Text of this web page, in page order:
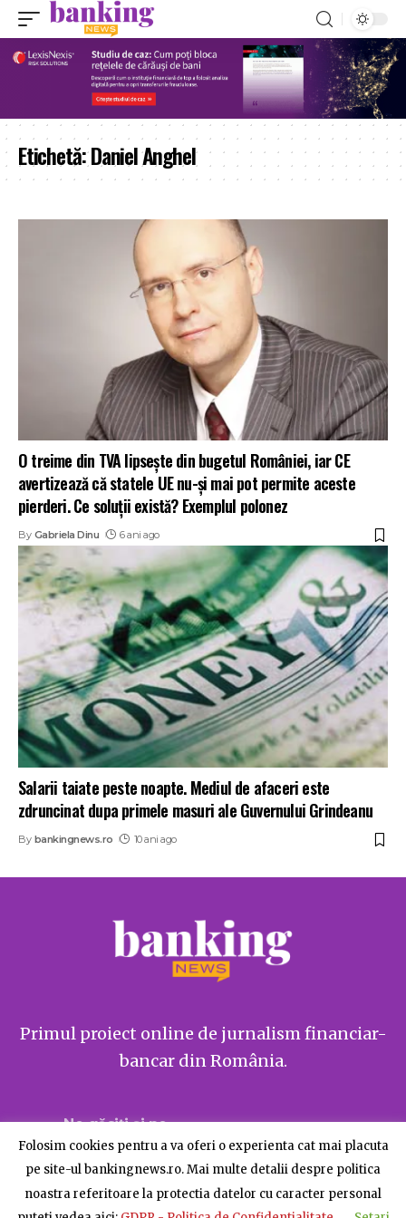
Etichetă:Daniel Anghel
O treime din TVA lipsește din bugetul României, iar CE
avertizează că statele UE nu-și mai pot permite aceste
pierderi. Ce soluții există? Exemplul polonez
By Gabriela Dinu 6 ani ago
Salarii taiate peste noapte. Mediul de afaceri este
zdruncinat dupa primele masuri ale Guvernului Grindeanu
By bankingnews.ro 10 ani ago
Primul proiect online de jurnalism financiar-
bancar din România.
Ne găsiți și pe
Folosim cookies pentru a va oferi o experienta cat mai placuta
pe site-ul bankingnews.ro. Mai multe detalii despre politica
noastra referitoare la protectia datelor cu caracter personal